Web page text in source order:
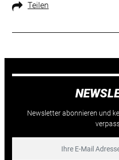
Teilen
Newsletter abonnieren und